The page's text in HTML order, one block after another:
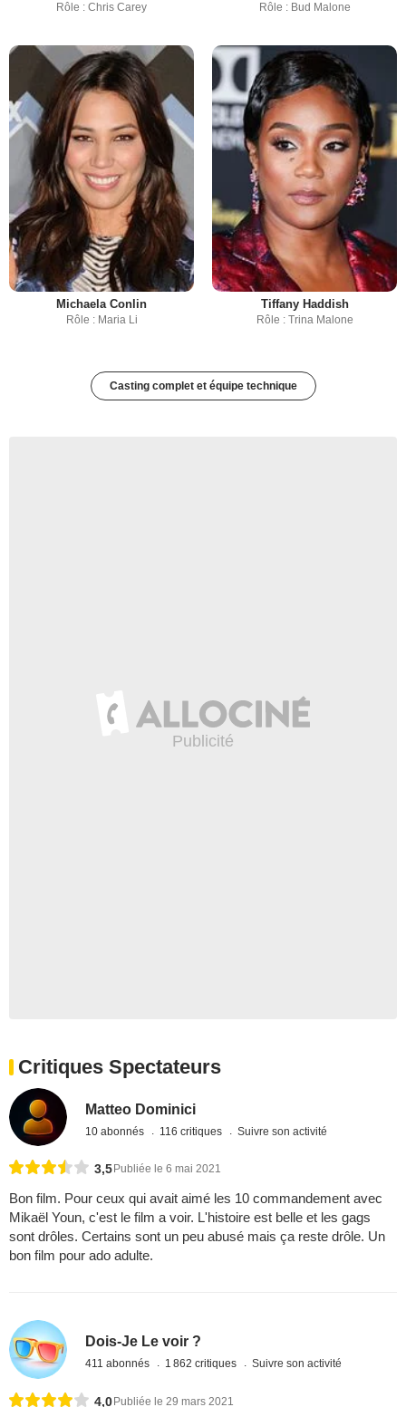
Rôle : Chris Carey Rôle : Bud Malone
Michaela Conlin
Rôle : Maria Li
Tiffany Haddish
Rôle : Trina Malone
Casting complet et équipe technique
Critiques Spectateurs
Matteo Dominici
10 abonnés 116 critiques Suivre son activité
3,5 Publiée le 6 mai 2021
Bon film. Pour ceux qui avait aimé les 10 commandement avec
Mikaël Youn, c'est le film a voir. L'histoire est belle et les gags
sont drôles. Certains sont un peu abusé mais ça reste drôle. Un
bon film pour ado adulte.
Dois-Je Le voir ?
411 abonnés 1 862 critiques Suivre son activité
4,0Publiée le 29 mars 2021